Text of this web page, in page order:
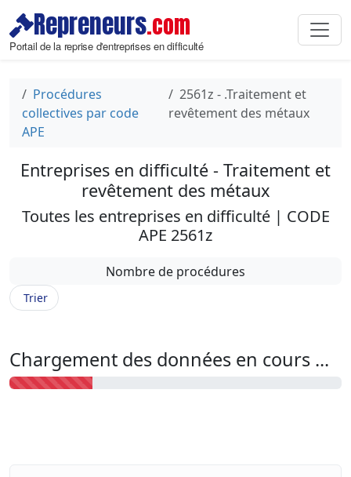
Repreneurs.com
Portail de la reprise d'entreprises en difficulté
Procédures
collectives par code
APE
2561z - .Traitement et
revêtement des métaux
Entreprises en difficulté - Traitement et
revêtement des métaux
Toutes les entreprises en difficulté | CODE
APE 2561z
Nombre de procédures
Trier
Chargement des données en cours ...